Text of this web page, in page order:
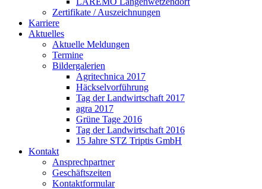
Zertifikate / Auszeichnungen
Karriere
Aktuelles
Aktuelle Meldungen
Termine
Bildergalerien
Agritechnica 2017
Häckselvorführung
Tag der Landwirtschaft 2017
agra 2017
Grüne Tage 2016
Tag der Landwirtschaft 2016
15 Jahre STZ Triptis GmbH
Kontakt
Ansprechpartner
Geschäftszeiten
Kontaktformular